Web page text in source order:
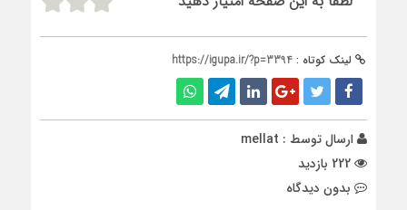
لینک کوتاه : https://igupa.ir/?p=3394
ارسال توسط : mellat
بدون دیدگاه